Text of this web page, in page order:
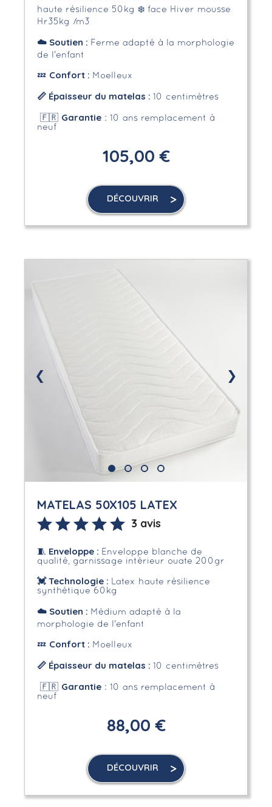
haute résilience 50kg ❄️ face Hiver mousse
Hr35kg /m3
☁️Soutien : Ferme adapté à la morphologie
de l'enfant
💤 Confort : Moelleux
📏 Épaisseur du matelas : 10 centimètres
🇫🇷 Garantie: 10 ans remplacement à
neuf
105,00 €
DÉCOUVRIR
❮ ❯
MATELAS 50X105 LATEX
3 avis
🧵 Enveloppe: Enveloppe blanche de
qualité, garnissage intérieur ouate 200gr
💓Technologie : Latex haute résilience
synthétique 60kg
☁️Soutien : Médium adapté à la
morphologie de l'enfant
💤 Confort : Moelleux
📏 Épaisseur du matelas : 10 centimètres
🇫🇷 Garantie: 10 ans remplacement à
neuf
88,00 €
DÉCOUVRIR